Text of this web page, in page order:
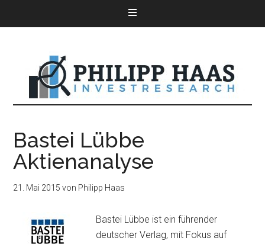
Bastei Lübbe
Aktienanalyse
21. Mai 2015 von Philipp Haas
Bastei Lübbe ist ein führender
deutscher Verlag, mit Fokus auf